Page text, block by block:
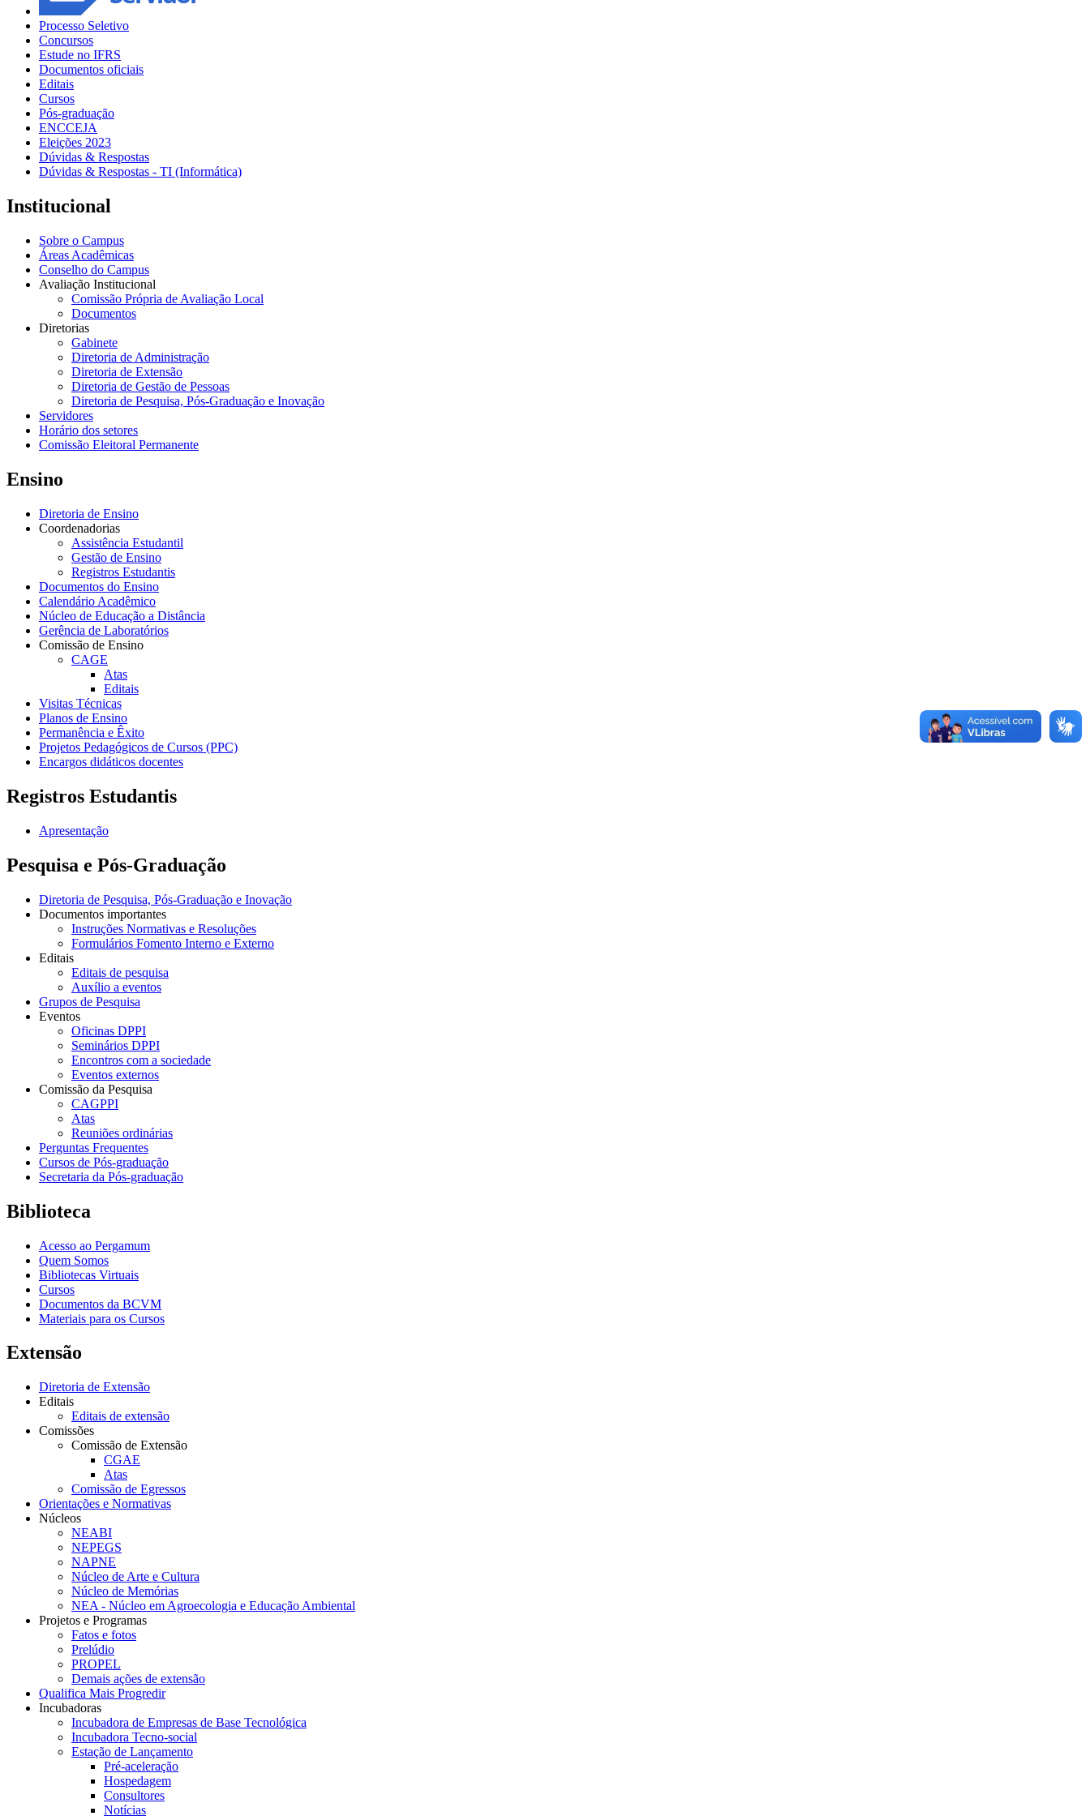
Processo Seletivo
Concursos
Estude no IFRS
Documentos oficiais
Editais
Cursos
Pós-graduação
ENCCEJA
Eleições 2023
Dúvidas & Respostas
Dúvidas & Respostas - TI (Informática)
Institucional
Sobre o Campus
Áreas Acadêmicas
Conselho do Campus
Avaliação Institucional
Comissão Própria de Avaliação Local
Documentos
Diretorias
Gabinete
Diretoria de Administração
Diretoria de Extensão
Diretoria de Gestão de Pessoas
Diretoria de Pesquisa, Pós-Graduação e Inovação
Servidores
Horário dos setores
Comissão Eleitoral Permanente
Ensino
Diretoria de Ensino
Coordenadorias
Assistência Estudantil
Gestão de Ensino
Registros Estudantis
Documentos do Ensino
Calendário Acadêmico
Núcleo de Educação a Distância
Gerência de Laboratórios
Comissão de Ensino
CAGE
Atas
Editais
Visitas Técnicas
Planos de Ensino
Permanência e Êxito
Projetos Pedagógicos de Cursos (PPC)
Encargos didáticos docentes
Registros Estudantis
Apresentação
Pesquisa e Pós-Graduação
Diretoria de Pesquisa, Pós-Graduação e Inovação
Documentos importantes
Instruções Normativas e Resoluções
Formulários Fomento Interno e Externo
Editais
Editais de pesquisa
Auxílio a eventos
Grupos de Pesquisa
Eventos
Oficinas DPPI
Seminários DPPI
Encontros com a sociedade
Eventos externos
Comissão da Pesquisa
CAGPPI
Atas
Reuniões ordinárias
Perguntas Frequentes
Cursos de Pós-graduação
Secretaria da Pós-graduação
Biblioteca
Acesso ao Pergamum
Quem Somos
Bibliotecas Virtuais
Cursos
Documentos da BCVM
Materiais para os Cursos
Extensão
Diretoria de Extensão
Editais
Editais de extensão
Comissões
Comissão de Extensão
CGAE
Atas
Comissão de Egressos
Orientações e Normativas
Núcleos
NEABI
NEPEGS
NAPNE
Núcleo de Arte e Cultura
Núcleo de Memórias
NEA - Núcleo em Agroecologia e Educação Ambiental
Projetos e Programas
Fatos e fotos
Prelúdio
PROPEL
Demais ações de extensão
Qualifica Mais Progredir
Incubadoras
Incubadora de Empresas de Base Tecnológica
Incubadora Tecno-social
Estação de Lançamento
Pré-aceleração
Hospedagem
Consultores
Notícias